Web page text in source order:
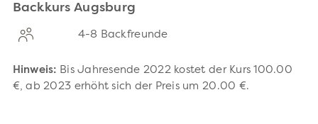
Backkurs Augsburg
4-8 Backfreunde
Hinweis: Bis Jahresende 2022 kostet der Kurs 100.00
€, ab 2023 erhöht sich der Preis um 20.00 €.